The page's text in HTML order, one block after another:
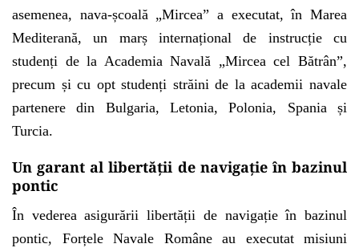
asemenea, nava-școală „Mircea” a executat, în Marea
Mediterană, un marș internațional de instrucție cu
studenți de la Academia Navală „Mircea cel Bătrân”,
precum și cu opt studenți străini de la academii navale
partenere din Bulgaria, Letonia, Polonia, Spania și
Turcia.
Un garant al libertății de navigație în bazinul
pontic
În vederea asigurării libertății de navigație în bazinul
pontic, Forțele Navale Române au executat misiuni